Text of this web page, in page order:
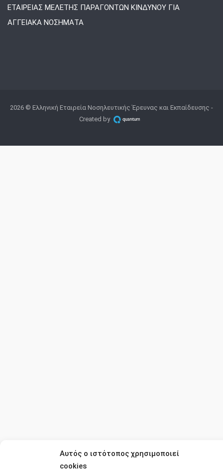
Αυτός ο ιστότοπος χρησιμοποιεί
cookies
ΕΤΑΙΡΕΙΑΣ ΜΕΛΕΤΗΣ ΠΑΡΑΓΟΝΤΩΝ ΚΙΝΔΥΝΟΥ ΓΙΑ
ΑΓΓΕΙΑΚΑ ΝΟΣΗΜΑΤΑ
2026 © Ελληνική Εταιρεία Νοσηλευτικής Έρευνας και Εκπαίδευσης -
Created by